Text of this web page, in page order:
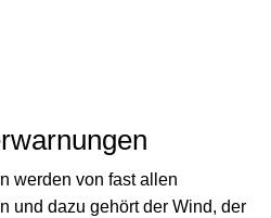
werden von fast allen
und dazu gehört der Wind, der